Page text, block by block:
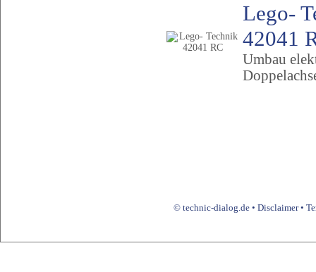
Lego-
42041
Umbau
© technic-dialog.de • Disclaimer•